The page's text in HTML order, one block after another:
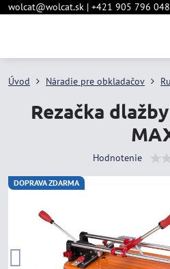
wolcat@wolcat.sk | +421 905 796
DOPRAVA ZDARMA
Úvod Náradie pre obkladačov
Rezačka
Hodnotenie